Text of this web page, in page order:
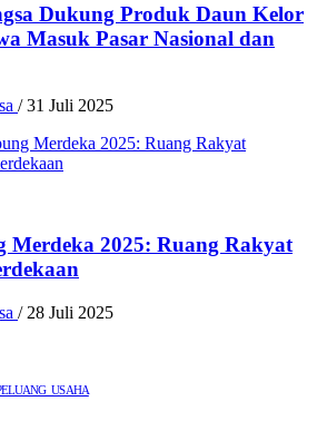
Dukung Produk Daun Kelor
Masuk Pasar Nasional dan
/ 31 Juli 2025
Merdeka 2025: Ruang Rakyat
/ 28 Juli 2025
USAHA